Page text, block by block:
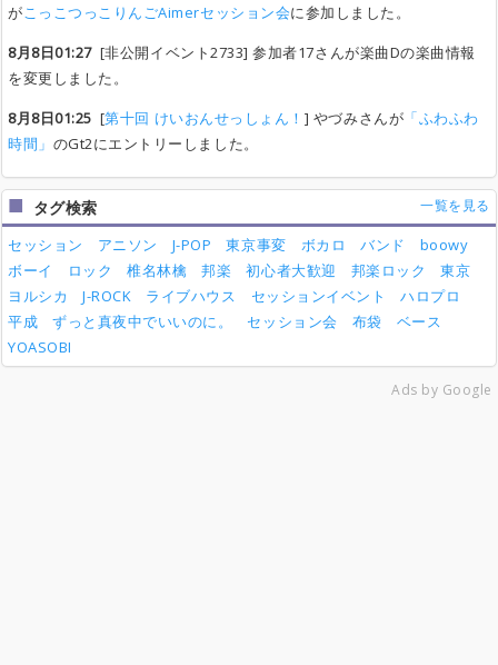
がこっこつっこりんごAimerセッション会に参加しました。
8月8日01:27[非公開イベント2733] 参加者17さんが楽曲Dの楽曲情報
を変更しました。
8月8日01:25 [第十回 けいおんせっしょん！ ] やづみさんが 「ふわふわ
時間」 のGt2にエントリーしました。
タグ検索 一覧を見る
セッション アニソン J-POP 東京事変 ボカロ バンド
boowy
ボーイ
ロック 椎名林檎 邦楽 初心者大歓迎 邦楽ロック
東京
ヨルシカ
J-ROCK ライブハウス セッションイベント
ハロプロ
平成
ずっと真夜中でいいのに。 セッション会 布袋
ベース
YOASOBI
Ads by Google